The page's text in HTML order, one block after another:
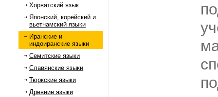
Хорватский язык
Японский, корейский и
вьетнамский языки
Иранские и
индоиранские языки
Семитские языки
Славянские языки
Тюркские языки
Древние языки